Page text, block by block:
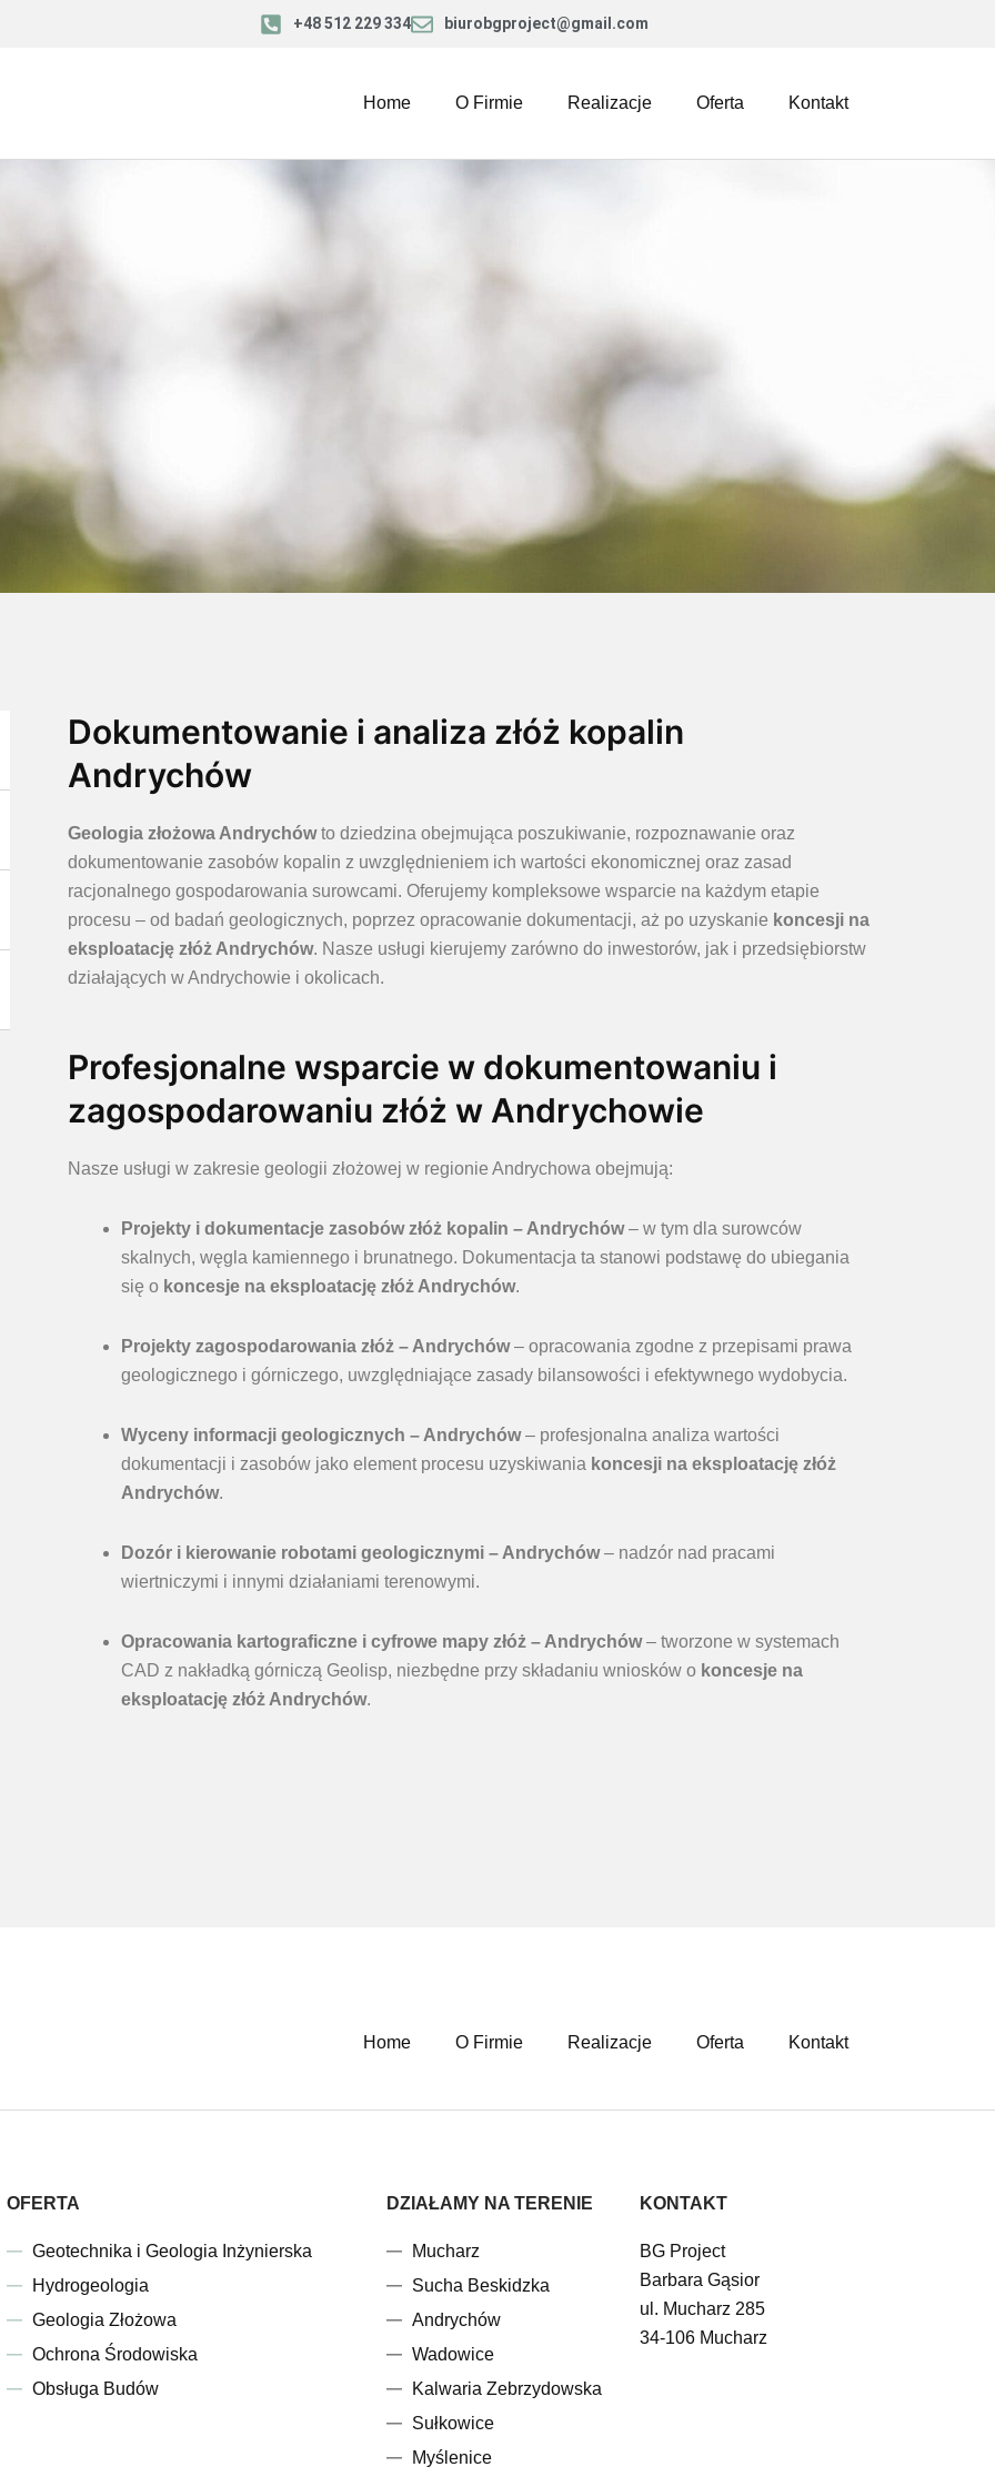
+48 512 229 334 biurobgproject@gmail.com
Home O Firmie Realizacje Oferta Kontakt
Dokumentowanie i analiza złóż kopalin
Andrychów
Geologia złożowa Andrychówto dziedzina obejmująca poszukiwanie, rozpoznawanie oraz
dokumentowanie zasobów kopalin z uwzględnieniem ich wartości ekonomicznej oraz zasad
racjonalnego gospodarowania surowcami. Oferujemy kompleksowe wsparcie na każdym etapie
procesu – od badań geologicznych, poprzez opracowanie dokumentacji, aż po uzyskanie koncesji na
eksploatację złóż Andrychów. Nasze usługi kierujemy zarówno do inwestorów, jak i przedsiębiorstw
działających w Andrychowie i okolicach.
Profesjonalne wsparcie w dokumentowaniu i
zagospodarowaniu złóż w Andrychowie
Nasze usługi w zakresie geologii złożowej w regionie Andrychowa obejmują:
Projekty i dokumentacje zasobów złóż kopalin – Andrychów– w tym dla surowców
skalnych, węgla kamiennego i brunatnego. Dokumentacja ta stanowi podstawę do ubiegania
się o koncesje na eksploatację złóż Andrychów.
Projekty zagospodarowania złóż – Andrychów– opracowania zgodne z przepisami prawa
geologicznego i górniczego, uwzględniające zasady bilansowości i efektywnego wydobycia.
Wyceny informacji geologicznych – Andrychów– profesjonalna analiza wartości
dokumentacji i zasobów jako element procesu uzyskiwania koncesji na eksploatację złóż
Andrychów.
Dozór i kierowanie robotami geologicznymi – Andrychów– nadzór nad pracami
wiertniczymi i innymi działaniami terenowymi.
Opracowania kartograficzne i cyfrowe mapy złóż – Andrychów– tworzone w systemach
CAD z nakładką górniczą Geolisp, niezbędne przy składaniu wniosków o koncesje na
eksploatację złóż Andrychów.
Home O Firmie Realizacje Oferta Kontakt
OFERTA
Geotechnika i Geologia Inżynierska
Hydrogeologia
Geologia Złożowa
Ochrona Środowiska
Obsługa Budów
DZIAŁAMY NA TERENIE
Mucharz
Sucha Beskidzka
Andrychów
Wadowice
Kalwaria Zebrzydowska
Sułkowice
Myślenice
KONTAKT
BG Project
Barbara Gąsior
ul. Mucharz 285
34-106 Mucharz